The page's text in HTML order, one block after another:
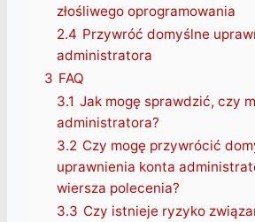
złośliwego oprogramowania
2.4 Przywróć domyślne
administratora
3 FAQ
3.1 Jak mogę sprawdzić, czy
administratora?
3.2 Czy mogę przywrócić
uprawnienia konta
wiersza polecenia?
3.3 Czy istnieje ryzyko